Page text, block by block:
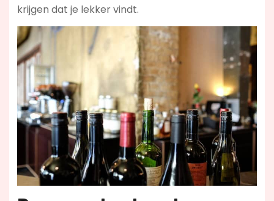
krijgen dat je lekker vindt.